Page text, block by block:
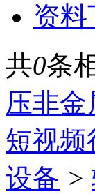
资料
共0条
压非金
短视频
设备 >